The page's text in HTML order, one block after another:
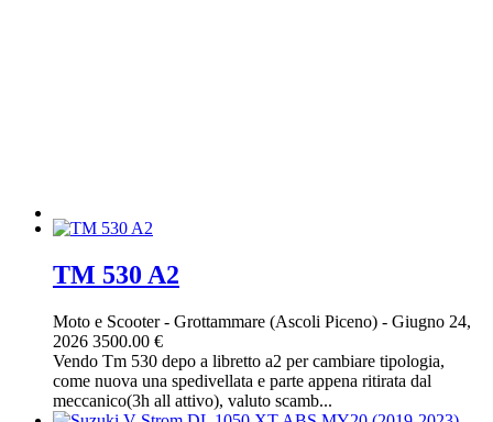
TM 530 A2
Moto e Scooter- Grottammare (Ascoli Piceno) - Giugno 24,
2026 3500.00 €
Vendo Tm 530 depo a libretto a2 per cambiare tipologia,
come nuova una spedivellata e parte appena ritirata dal
meccanico(3h all attivo), valuto scamb...